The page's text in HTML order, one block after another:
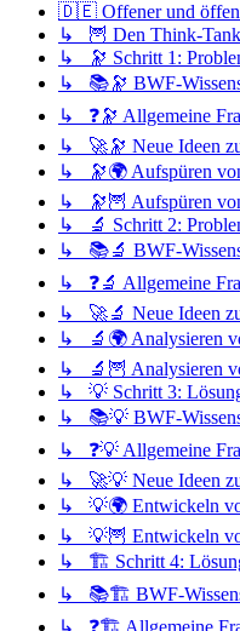
🇩🇪 Offener und
↳ 🦉 Den Think-Tank
↳ 🔭 Schritt 1:
↳ 📚🔭 BWF-
↳ ❓🔭 Allgemeine
↳ 🚀🔭 Neue Ideen
↳ 🔭🌍 Aufspüren
↳ 🔭🦉 Aufspüren
↳ 🔬 Schritt 2:
↳ 📚🔬 BWF-
↳ ❓🔬 Allgemeine
↳ 🚀🔬 Neue Ideen
↳ 🔬🌍 Analysieren
↳ 🔬🦉 Analysieren
↳ 💡 Schritt 3:
↳ 📚💡 BWF-
↳ ❓💡 Allgemeine
↳ 🚀💡 Neue Ideen
↳ 💡🌍 Entwickeln
↳ 💡🦉 Entwickeln
↳ 🏗️ Schritt 4:
↳ 📚🏗️ BWF-